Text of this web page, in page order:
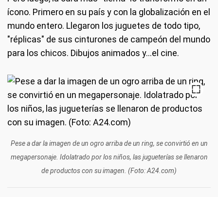
ícono. Primero en su país y con la globalización en el
mundo entero. Llegaron los juguetes de todo tipo,
"réplicas" de sus cinturones de campeón del mundo
para los chicos. Dibujos animados y...el cine.
Pese a dar la imagen de un ogro arriba de un ring, se convirtió en un
megapersonaje. Idolatrado por los niños, las jugueterías se llenaron
de productos con su imagen. (Foto: A24.com)